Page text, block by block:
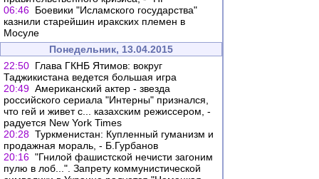
06:46 Боевики "Исламского государства"
казнили старейшин иракских племен в
Мосуле
Понедельник, 13.04.2015
22:50 Глава ГКНБ Ятимов: вокруг
Таджикистана ведется большая игра
20:49 Американский актер - звезда
российского сериала "Интерны" признался,
что гей и живет с... казахским режиссером, -
радуется New York Times
20:28 Туркменистан: Купленный гуманизм и
продажная мораль, - Б.Гурбанов
20:16 "Гнилой фашистской нечисти загоним
пулю в лоб...". Запрету коммунистической